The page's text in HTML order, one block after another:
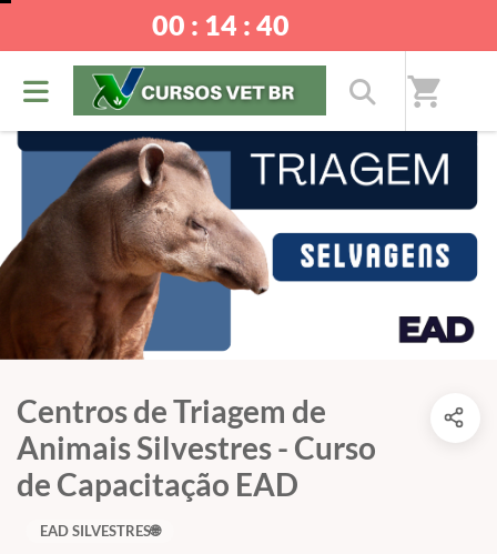
shopping_cart
00 : 14 : 40
Centros de Triagem de
Animais Silvestres - Curso
de Capacitação EAD
EAD SILVESTRES🌐